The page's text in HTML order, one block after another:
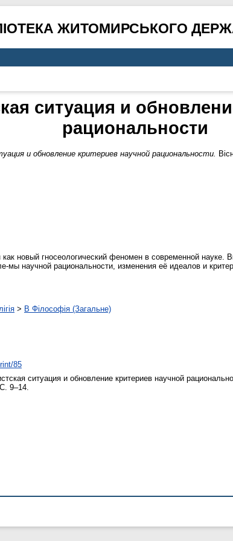
ЖИТОМИРСЬКОГО
ситуация и
рациональности
и обновление критериев научной рациональности.
как новый гносеологический феномен в современной
мы научной рациональности, изменения её идеалов и
> B Філософія (Загальне)
85
ситуация и обновление критериев научной
9–14.